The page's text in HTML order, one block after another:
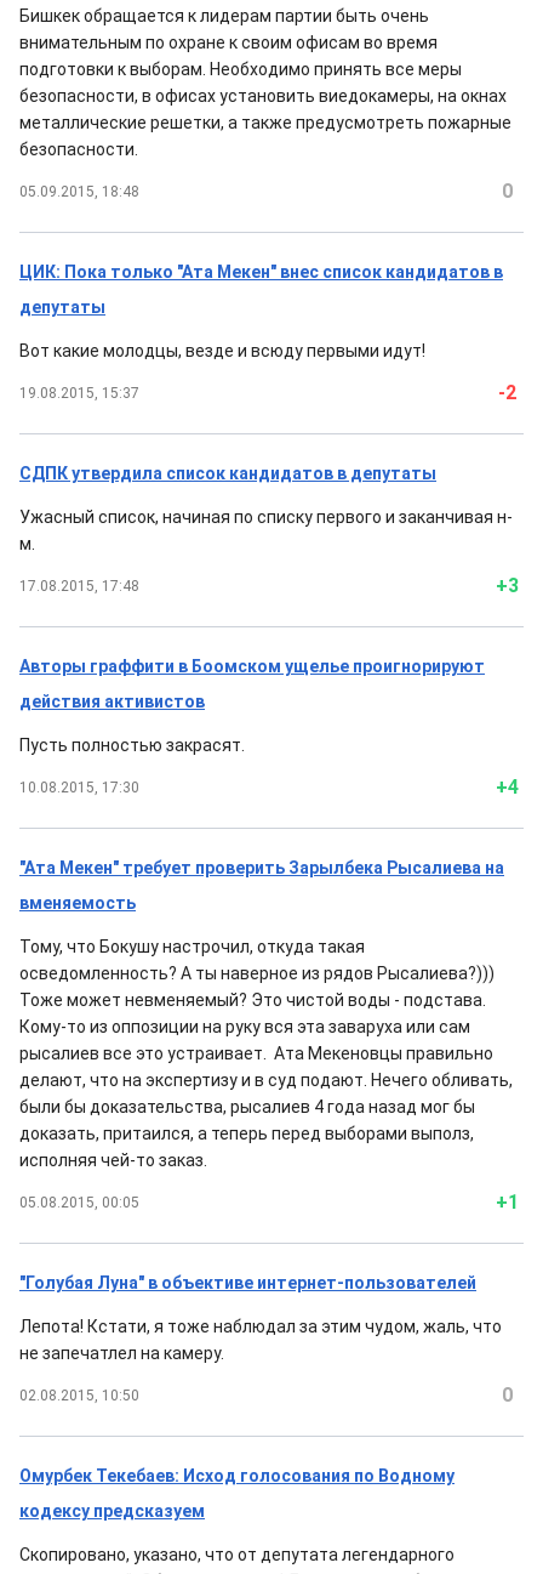
Бишкек обращается к лидерам партии быть очень
внимательным по охране к своим офисам во время
подготовки к выборам. Необходимо принять все меры
безопасности, в офисах установить виедокамеры, на окнах
металлические решетки, а также предусмотреть пожарные
безопасности.
05.09.2015, 18:48 0
ЦИК: Пока только "Ата Мекен" внес список кандидатов в
депутаты
Вот какие молодцы, везде и всюду первыми идут!
19.08.2015, 15:37 -2
СДПК утвердила список кандидатов в депутаты
Ужасный список, начиная по списку первого и заканчивая н-
м.
17.08.2015, 17:48 +3
Авторы граффити в Боомском ущелье проигнорируют
действия активистов
Пусть полностью закрасят.
10.08.2015, 17:30 +4
"Ата Мекен" требует проверить Зарылбека Рысалиева на
вменяемость
Тому, что Бокушу настрочил, откуда такая
осведомленность? А ты наверное из рядов Рысалиева?)))
Тоже может невменяемый? Это чистой воды - подстава.
Кому-то из оппозиции на руку вся эта заваруха или сам
рысалиев все это устраивает. Ата Мекеновцы правильно
делают, что на экспертизу и в суд подают. Нечего обливать,
были бы доказательства, рысалиев 4 года назад мог бы
доказать, притаился, а теперь перед выборами выполз,
исполняя чей-то заказ.
05.08.2015, 00:05 +1
"Голубая Луна" в объективе интернет-пользователей
Лепота! Кстати, я тоже наблюдал за этим чудом, жаль, что
не запечатлел на камеру.
02.08.2015, 10:50 0
Омурбек Текебаев: Исход голосования по Водному
кодексу предсказуем
Скопировано, указано, что от депутата легендарного